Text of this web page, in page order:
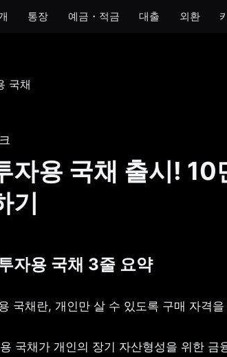
통장 예금・적금 대출 외환
통장
통
보호 통장
자용 국채 출시! 10
기
자용 국채 3줄 요약
국채란, 개인만 살 수 있도록 구매 자격
국채가 개인의 장기 자산형성을 위한 금